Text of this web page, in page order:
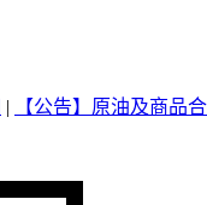
| 【公告】原油及商品